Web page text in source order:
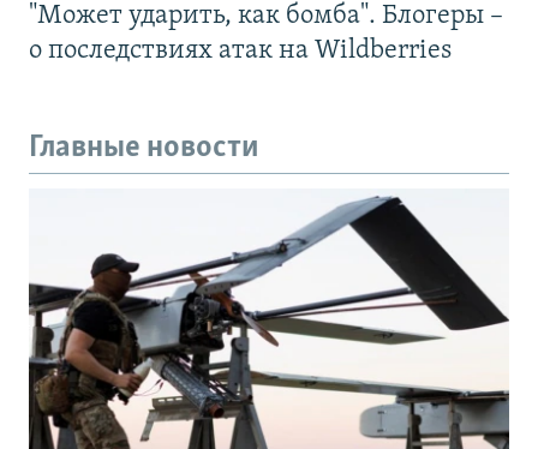
"Может ударить, как бомба". Блогеры –
о последствиях атак на Wildberries
Главные новости